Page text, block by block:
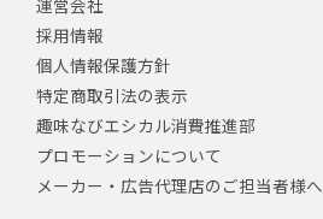
採用情報
個人情報保護方針
特定商取引法の表示
趣味なびエシカル消費推進部
プロモーションについて
メーカー・広告代理店のご担当者様へ